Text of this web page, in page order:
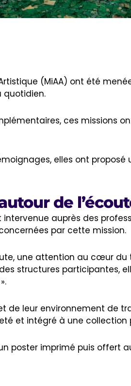
(MiAA) ont été
quotidien.
ces missions
elles ont
de
auprès des
par cette mission.
une attention au cœur
structures participantes,
de leur environnement de
et intégré à une
poster imprimé puis offert